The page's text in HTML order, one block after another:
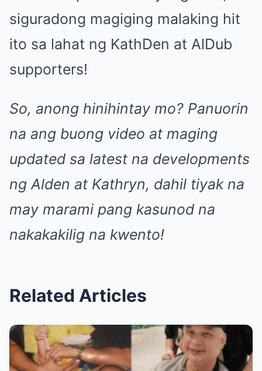
siguradong magiging malaking hit
ito sa lahat ng KathDen at AlDub
supporters!
So, anong hinihintay mo? Panuorin
na ang buong video at maging
updated sa latest na developments
ng Alden at Kathryn, dahil tiyak na
may marami pang kasunod na
nakakakilig na kwento!
Related Articles